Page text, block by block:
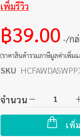
เพิ่มรีวิว
฿39.00 /กล่
(ราคาสินค้ารวมภาษีมูลค่าเพิ่มแ
SKU
จำนวน
เพิ่